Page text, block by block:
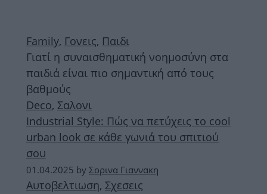
Family, Γονεις, Παιδι
Γιατί η συναισθηματική νοημοσύνη στα
παιδιά είναι πιο σημαντική από τους
βαθμούς
Deco, Σαλονι
Industrial Style: Πώς να πετύχεις το cool
urban look σε κάθε γωνιά του σπιτιού
σου
01.04.2025 by Σορινα Γιαννακη
Αυτοβελτιωση, Σχεσεις